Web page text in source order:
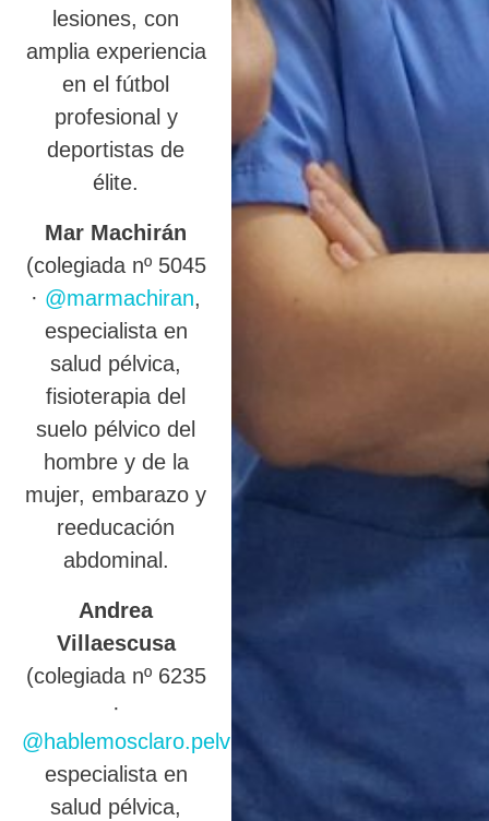
lesiones, con
amplia experiencia
en el fútbol
profesional y
deportistas de
élite.
Mar Machirán
(colegiada nº 5045
· @marmachiran,
especialista en
salud pélvica,
fisioterapia del
suelo pélvico del
hombre y de la
mujer, embarazo y
reeducación
abdominal.
Andrea
Villaescusa
(colegiada nº 6235
·
@hablemosclaro.pelvic
),
especialista en
salud pélvica,